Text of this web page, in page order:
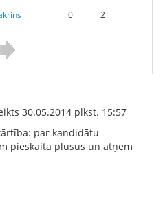
0 2
30.05.2014 plkst. 15:57
par kandidātu
pieskaita plusus un atņem